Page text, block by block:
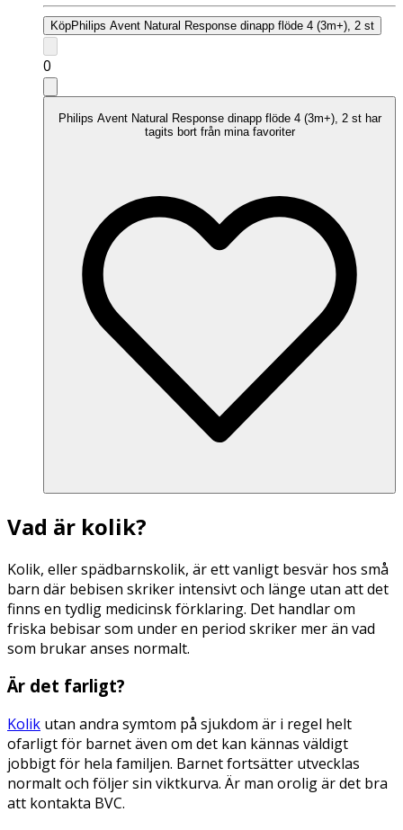
KöpPhilips Avent Natural Response dinapp flöde 4 (3m+), 2 st
0
Philips Avent Natural Response dinapp flöde 4 (3m+), 2 st har
tagits bort från mina favoriter
Vad är kolik?
Kolik, eller spädbarnskolik, är ett vanligt besvär hos små
barn där bebisen skriker intensivt och länge utan att det
finns en tydlig medicinsk förklaring. Det handlar om
friska bebisar som under en period skriker mer än vad
som brukar anses normalt.
Är det farligt?
Kolik utan andra symtom på sjukdom är i regel helt
ofarligt för barnet även om det kan kännas väldigt
jobbigt för hela familjen. Barnet fortsätter utvecklas
normalt och följer sin viktkurva. Är man orolig är det bra
att kontakta BVC.